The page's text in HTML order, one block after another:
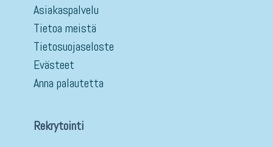
Asiakaspalvelu
Tietoa meistä
Tietosuojaseloste
Evästeet
Anna palautetta
Rekrytointi